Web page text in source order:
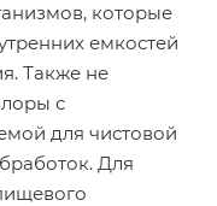
которые
емкостей
Также не
с
для чистовой
Для